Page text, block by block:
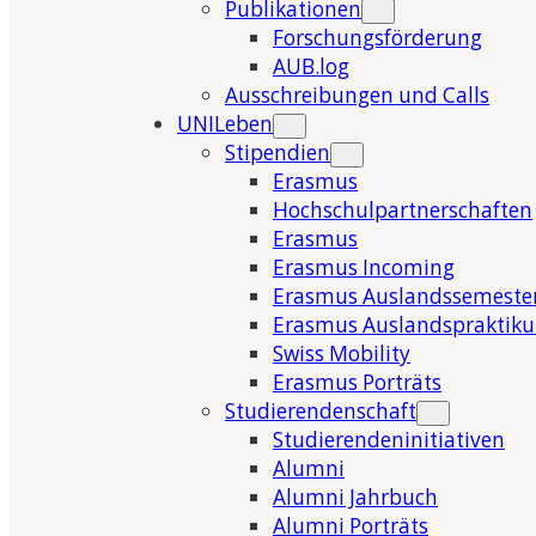
Publikationen
Forschungsförderung
AUB.log
Ausschreibungen und Calls
UNILeben
Stipendien
Erasmus
Hochschulpartnerschaften
Erasmus
Erasmus Incoming
Erasmus
Erasmus
Swiss Mobility
Erasmus Porträts
Studierendenschaft
Studierendeninitiativen
Alumni
Alumni Jahrbuch
Alumni Porträts